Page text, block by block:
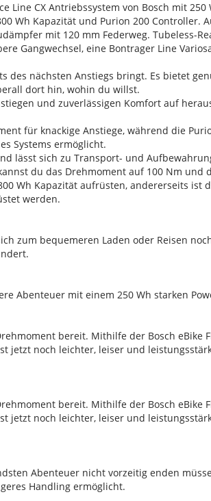
CX Antriebssystem von Bosch mit
Wh Kapazität und Purion 200 Controller.
mit 120 mm Federweg. Tubeless-
Gangwechsel, eine Bontrager Line
des nächsten Anstiegs bringt. Es bietet
dort hin, wohin du willst.
und zuverlässigen Komfort auf
für knackige Anstiege, während die
Systems ermöglicht.
lässt sich zu Transport- und
du das Drehmoment auf 100 Nm und
Wh Kapazität aufrüsten, andererseits ist
werden.
zum bequemeren Laden oder Reisen
Abenteuer mit einem 250 Wh starken
bereit. Mithilfe der Bosch eBike
jetzt noch leichter, leiser und
bereit. Mithilfe der Bosch eBike
jetzt noch leichter, leiser und
Abenteuer nicht vorzeitig enden
Handling ermöglicht.